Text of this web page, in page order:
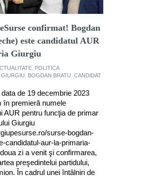
confirmat! Bogdan
este candidatul AUR
Giurgiu
POLITICA
GIURGIU BOGDAN BRATU CANDIDAT
de 19 decembrie 2023
în premieră numele
AUR pentru funcţia de primar
Giurgiu
surse-bogdan-
candidatul-aur-la-primaria-
zi a venit şi confirmarea,
preşedintelui partidului,
În cadrul unei întâlniri de